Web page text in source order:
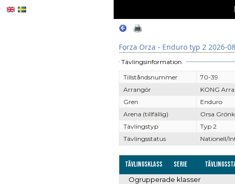
Forza Orza - Enduro typ 2 2026-
Tävlingsinformation
Tillståndsnummer
70-39
Arrangör
KONG
Gren
Enduro
Arena (tillfällig)
Orsa
Tävlingstyp
Typ 2
Tävlingsstatus
Nationell/
Tävlingsklass Serie
Ogrupperade klasser